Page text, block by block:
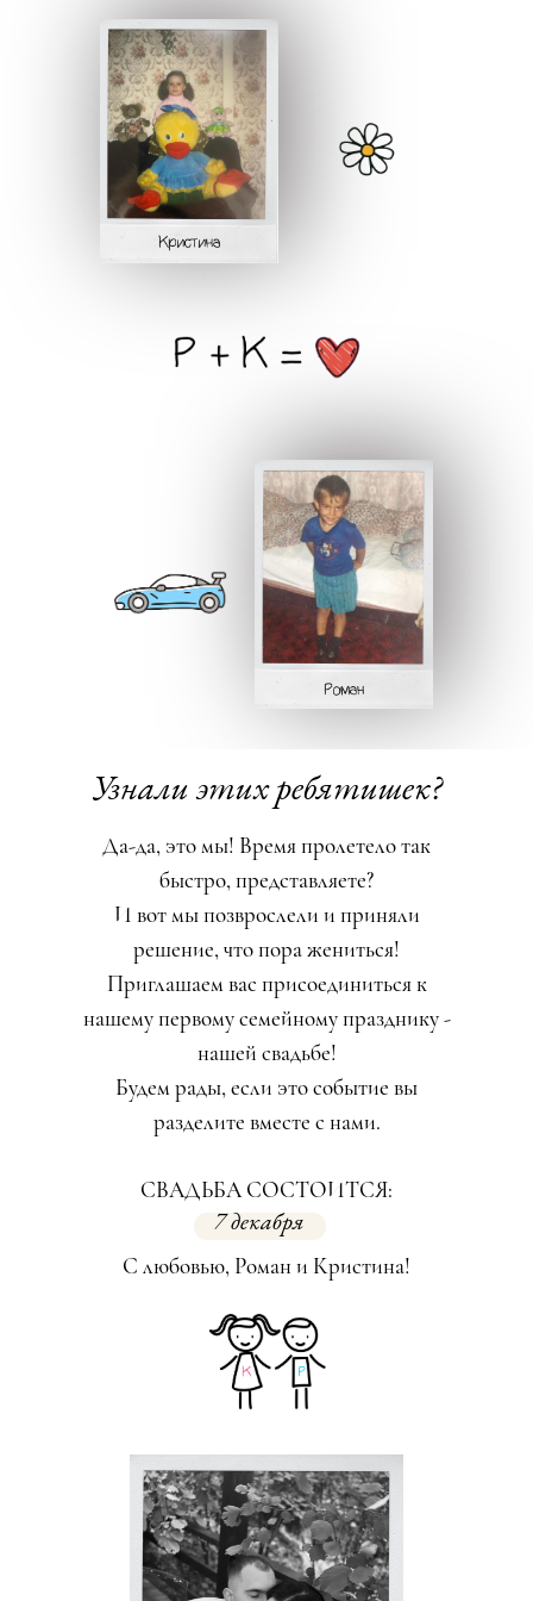
Узнали этих ребятишек?
Да-да, это мы! Время пролетело так
быстро, представляете?
И вот мы позврослели и приняли
решение, что пора жениться!
Приглашаем вас присоединиться к
нашему первому семейному празднику -
нашей свадьбе!
Будем рады, если это событие вы
разделите вместе с нами.
С любовью, Роман и Кристина!
СВАДЬБА СОСТОИТСЯ:
7 декабря